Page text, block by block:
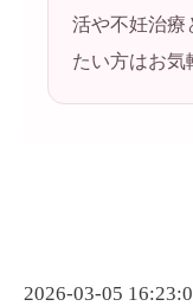
活や不妊治療
たい方はお気
2026-03-05